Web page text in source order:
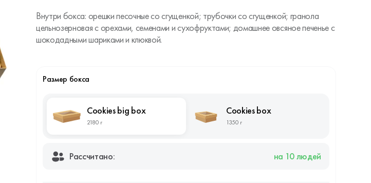
Внутри бокса: орешки песочные со сгущенкой; трубочки со сгущенкой; гранола
цельнозерновая с орехами, семенами и сухофруктами; домашнее овсяное печенье с
шокодадными шариками и клюквой.
Размер бокса
Cookies big box
2180 г
Cookies box
1350 г
Рассчитано: на 10 людей